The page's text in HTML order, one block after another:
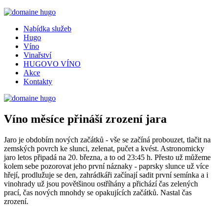
Nabídka služeb
Hugo
Víno
Vinařství
HUGOVO VÍNO
Akce
Kontakty
Víno měsíce přináší zrození jara
Jaro je obdobím nových začátků - vše se začíná probouzet, tlačit na
zemských povrch ke slunci, zelenat, pučet a kvést. Astronomicky
jaro letos připadá na 20. března, a to od 23:45 h. Přesto už můžeme
kolem sebe pozorovat jeho první náznaky - paprsky slunce už více
hřejí, prodlužuje se den, zahrádkáři začínají sadit první semínka a i
vinohrady už jsou povětšinou ostříhány a přichází čas zelených
prací, čas nových mnohdy se opakujících začátků. Nastal čas
zrození.